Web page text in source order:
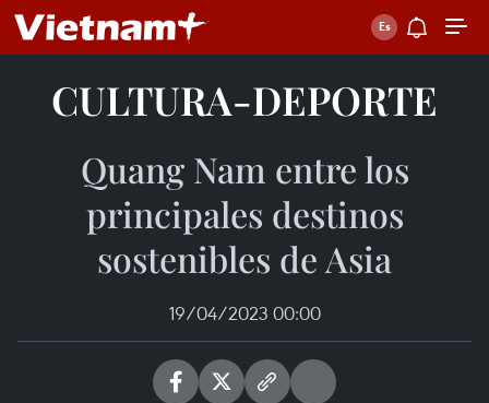
CULTURA-DEPORTE
Quang Nam entre los
principales destinos
sostenibles de Asia
19/04/2023 00:00